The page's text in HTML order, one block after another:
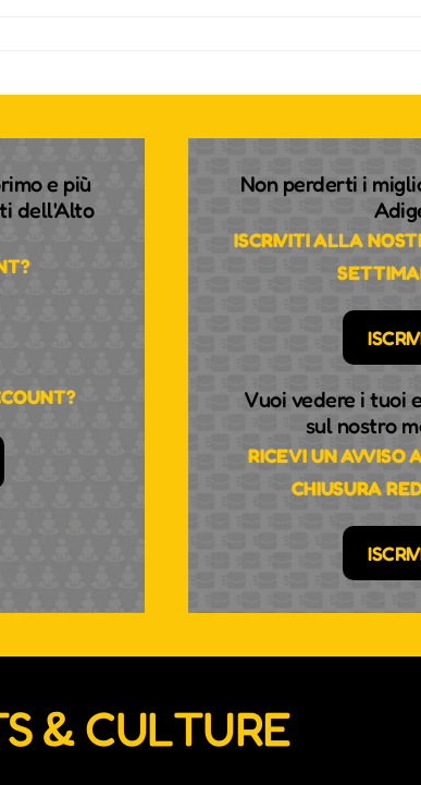
e più
dell'Alto
Non perderti i
ISCRIVITI ALLA
Vuoi vedere i tuoi
sul nostro
RICEVI UN AVVISO
CHIUSURA
& CULTURE